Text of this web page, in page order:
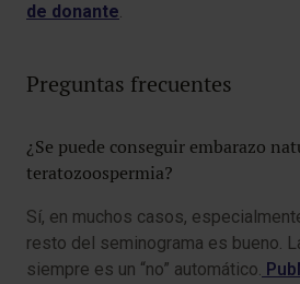
de donante.
Preguntas frecuentes
¿Se puede conseguir embarazo
teratozoospermia?
Sí, en muchos casos,
resto del seminograma es bueno.
siempre es un “no” automático.